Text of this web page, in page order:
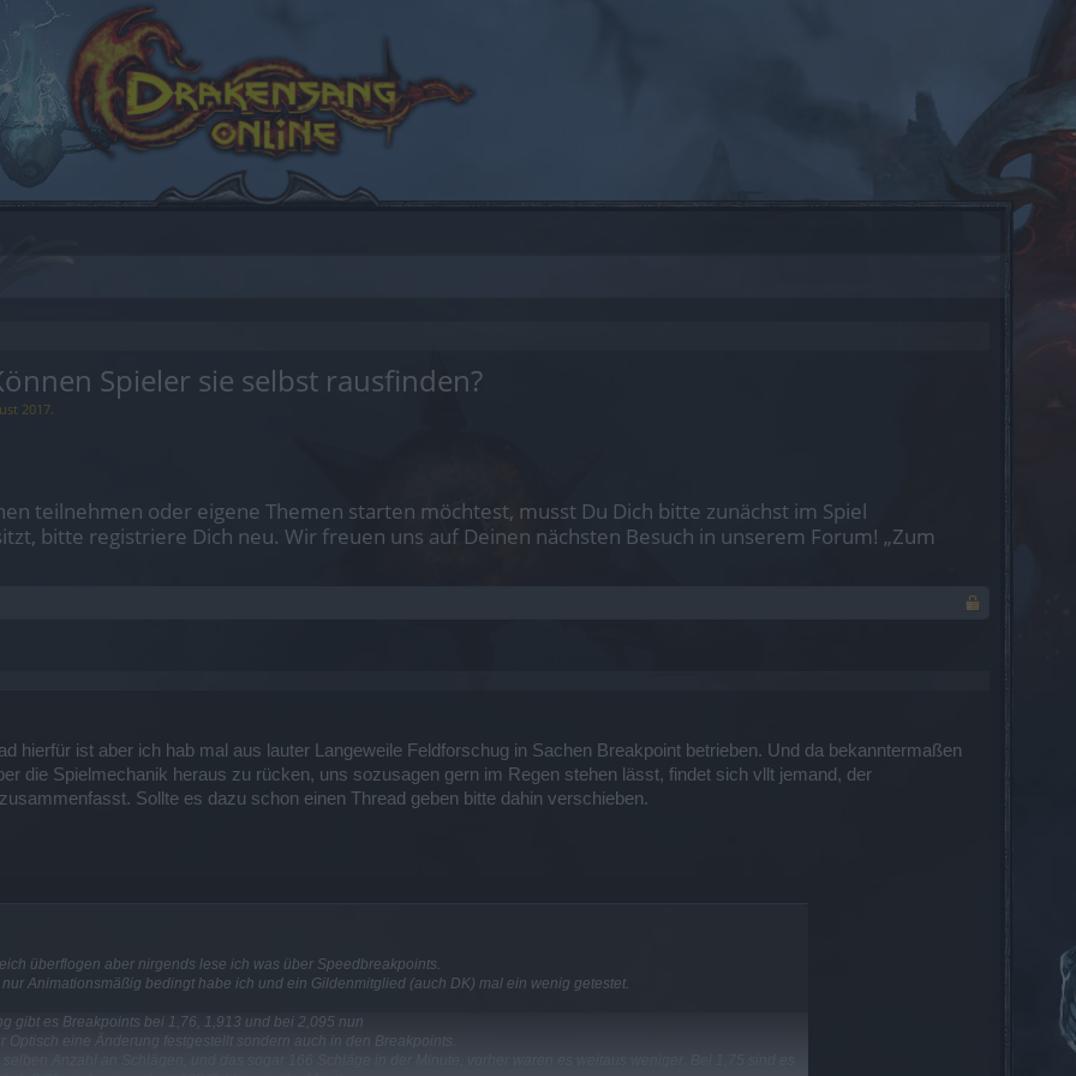
Spieler sie selbst rausfinden?
2017.
teilnehmen oder eigene Themen starten möchtest, musst Du Dich bitte zunächst im Spiel
bitte registriere Dich neu. Wir freuen uns auf Deinen nächsten Besuch in unserem Forum! „Zum
hierfür ist aber ich hab mal aus lauter Langeweile Feldforschug in Sachen Breakpoint betrieben. Und da bekanntermaßen
die Spielmechanik heraus zu rücken, uns sozusagen gern im Regen stehen lässt, findet sich vllt jemand, der
Sollte es dazu schon einen Thread geben bitte dahin verschieben.
überflogen aber nirgends lese ich was über Speedbreakpoints.
Animationsmäßig bedingt habe ich und ein Gildenmitglied (auch DK) mal ein wenig getestet.
gibt es Breakpoints bei 1,76, 1,913 und bei 2,095 nun
eine Änderung festgestellt sondern auch in den Breakpoints.